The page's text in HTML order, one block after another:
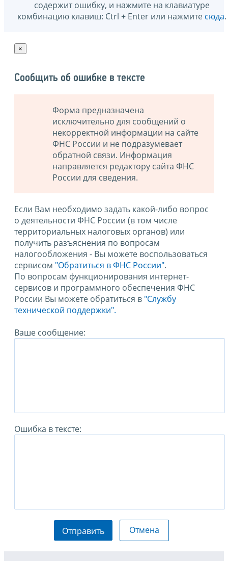
содержит ошибку, и нажмите на клавиатуре
комбинацию клавиш: Ctrl + Enter или нажмите сюда.
×
Сообщить об ошибке в тексте
Форма предназначена
исключительно для сообщений о
некорректной информации на сайте
ФНС России и не подразумевает
обратной связи. Информация
направляется редактору сайта ФНС
России для сведения.
Если Вам необходимо задать какой-либо вопрос
о деятельности ФНС России (в том числе
территориальных налоговых органов) или
получить разъяснения по вопросам
налогообложения - Вы можете воспользоваться
сервисом "Обратиться в ФНС России".
По вопросам функционирования интернет-
сервисов и программного обеспечения ФНС
России Вы можете обратиться в "Службу
технической поддержки".
Ваше сообщение:
Ошибка в тексте:
Отправить Отмена